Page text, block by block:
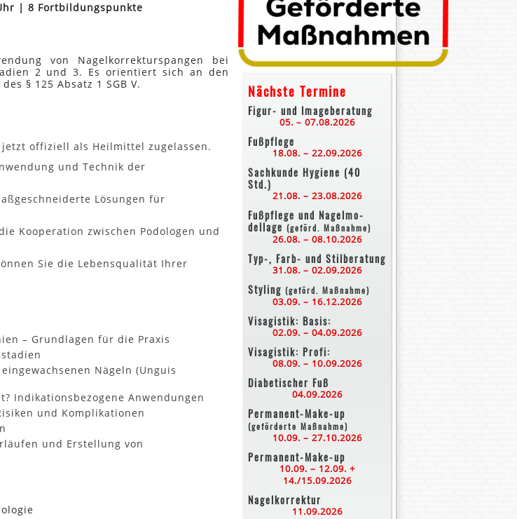
| 8 Fortbildungspunkte
von Nagelkorrekturspangen bei
2 und 3. Es orientiert sich an den
§ 125 Absatz 1 SGB V.
offiziell als Heilmittel zugelassen.
und Technik der
Lösungen für
Kooperation zwischen Podologen und
Sie die Lebensqualität Ihrer
– Grundlagen für die Praxis
Nägeln (Unguis
Indikationsbezogene Anwendungen
und Komplikationen
und Erstellung von
Nächste Termine
Figur- und Imageberatung
05. – 07.08.2026
Fußpflege
18.08. – 22.09.2026
Sachkunde Hygiene (40
Std.)
21.08. – 23.08.2026
Fußpflege und Nagelmo-
dellage (geförd. Maßnahme)
26.08. – 08.10.2026
Typ-, Farb- und Stilberatung
31.08. – 02.09.2026
Styling (geförd. Maßnahme)
03.09. – 16.12.2026
Visagistik: Basis:
02.09. – 04.09.2026
Visagistik: Profi:
08.09. – 10.09.2026
Diabetischer Fuß
04.09.2026
Permanent-Make-up
(geförderte Maßnahme)
10.09. – 27.10.2026
Permanent-Make-up
10.09. – 12.09. +
14./15.09.2026
Nagelkorrektur
11.09.2026